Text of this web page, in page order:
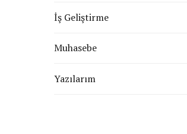
İş Geliştirme
Muhasebe
Yazılarım